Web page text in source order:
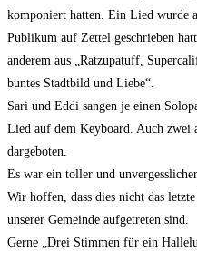
komponiert hatten. Ein Lied wurde
Publikum auf Zettel geschrieben
anderem aus „Ratzupatuff,
buntes Stadtbild und Liebe“.
Sari und Eddi sangen je einen
Lied auf dem Keyboard. Auch zwei
dargeboten.
Es war ein toller und unvergesslicher
Wir hoffen, dass dies nicht das
unserer Gemeinde aufgetreten sind.
Gerne „Drei Stimmen für ein